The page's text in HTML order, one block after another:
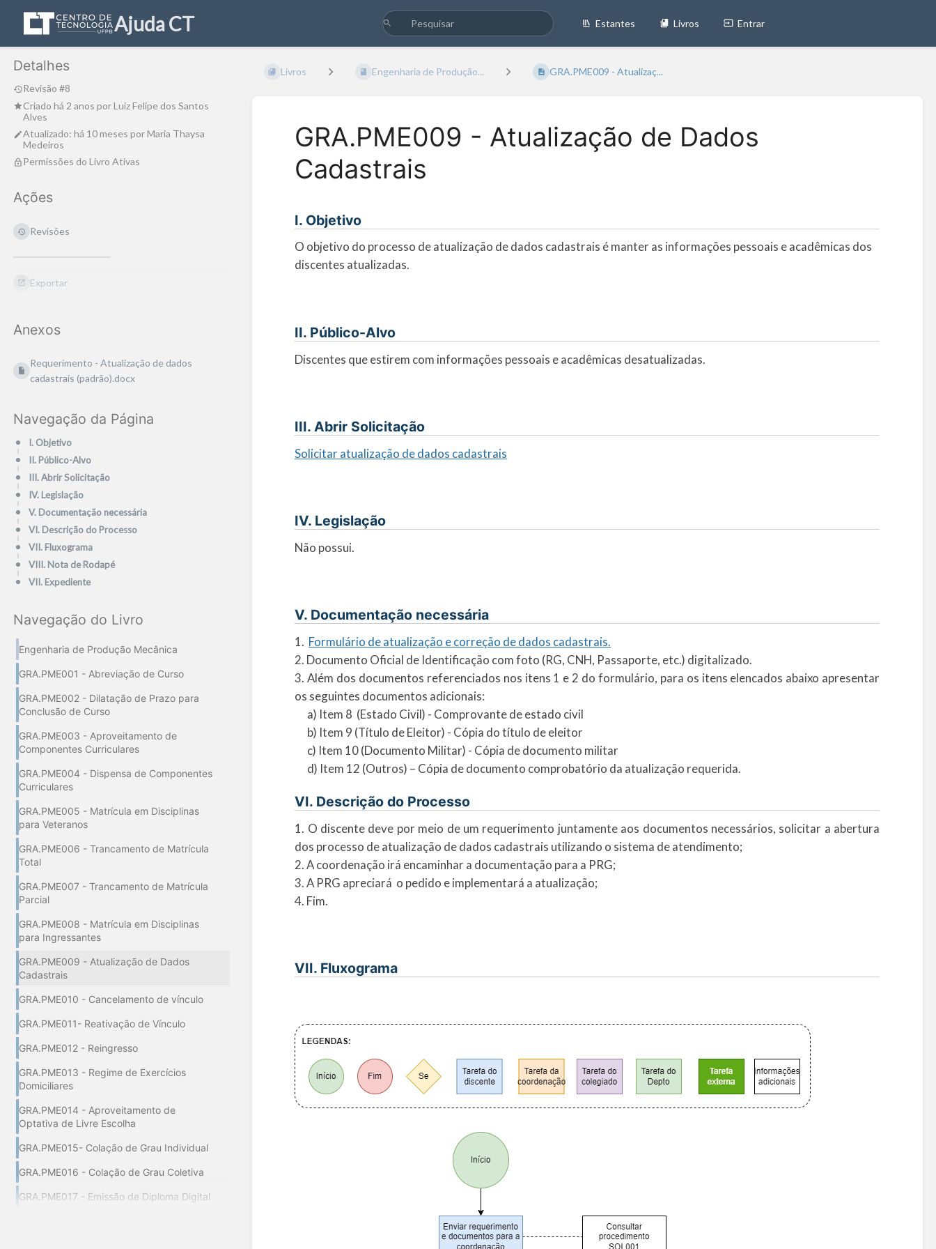
Ajuda CT Estantes Livros Entrar
Detalhes
Revisão #8
Criado há 2 anos porLuiz Felipe dos Santos
Alves
Atualizado: há 10 meses porMaria Thaysa
Medeiros
Permissões do Livro Ativas
Ações
Revisões
Exportar
Anexos
Requerimento - Atualização de dados
cadastrais (padrão).docx
Navegação da Página
I. Objetivo
II. Público-Alvo
III. Abrir Solicitação
IV. Legislação
V. Documentação necessária
VI. Descrição do Processo
VII. Fluxograma
VIII. Nota de Rodapé
VII. Expediente
Navegação do Livro
Engenharia de Produção Mecânica
GRA.PME001 - Abreviação de Curso
GRA.PME002 - Dilatação de Prazo para
Conclusão de Curso
GRA.PME003 - Aproveitamento de
Componentes Curriculares
GRA.PME004 - Dispensa de Componentes
Curriculares
GRA.PME005 - Matrícula em Disciplinas
para Veteranos
GRA.PME006 - Trancamento de Matrícula
Total
GRA.PME007 - Trancamento de Matrícula
Parcial
GRA.PME008 - Matrícula em Disciplinas
para Ingressantes
GRA.PME009 - Atualização de Dados
Cadastrais
GRA.PME010 - Cancelamento de vínculo
GRA.PME011- Reativação de Vínculo
GRA.PME012 - Reingresso
GRA.PME013 - Regime de Exercícios
Domiciliares
GRA.PME014 - Aproveitamento de
Optativa de Livre Escolha
GRA.PME015- Colação de Grau Individual
GRA.PME016 - Colação de Grau Coletiva
GRA.PME017 - Emissão de Diploma Digital
Livros Engenharia de Produção... GRA.PME009 - Atualizaç...
GRA.PME009 - Atualização de Dados
Cadastrais
I. Objetivo
O objetivo do processo de atualização de dados cadastrais é manter as informações pessoais e acadêmicas dos
discentes atualizadas.
II. Público-Alvo
Discentes que estirem com informações pessoais e acadêmicas desatualizadas.
III. Abrir Solicitação
Solicitar atualização de dados cadastrais
IV. Legislação
Não possui.
V. Documentação necessária
1. Formulário de atualização e correção de dados cadastrais.
2. Documento Oficial de Identificação com foto (RG, CNH, Passaporte, etc.) digitalizado.
3. Além dos documentos referenciados nos itens 1 e 2 do formulário, para os itens elencados abaixo apresentar
os seguintes documentos adicionais:
a) Item 8 (Estado Civil) - Comprovante de estado civil
b) Item 9 (Título de Eleitor) - Cópia do título de eleitor
c) Item 10 (Documento Militar) - Cópia de documento militar
d) Item 12 (Outros) – Cópia de documento comprobatório da atualização requerida.
VI. Descrição do Processo
1. O discente deve por meio de um requerimento juntamente aos documentos necessários, solicitar a abertura
dos processo de atualização de dados cadastrais utilizando o sistema de atendimento;
2. A coordenação irá encaminhar a documentação para a PRG;
3. A PRG apreciará o pedido e implementará a atualização;
4. Fim.
VII. Fluxograma